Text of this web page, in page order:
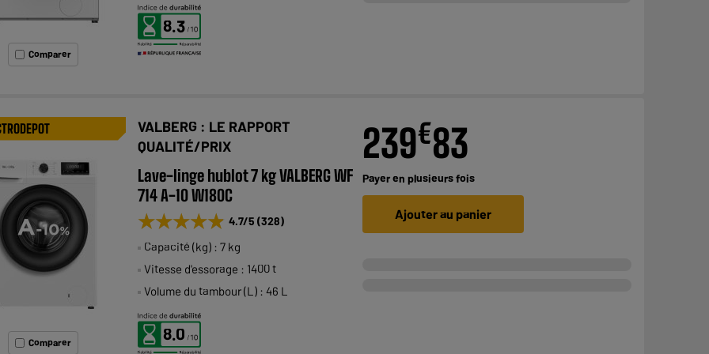
Comparer
8.3
Comparer
VALBERG : LE RAPPORT
QUALITÉ/PRIX
Lave-linge hublot 7 kg VALBERG WF
714 A-10 W180C
★★★★★
★★★★★ 4.7/5 (328)
Capacité (kg) : 7 kg
Vitesse d'essorage : 1400 t
Volume du tambour (L) : 46 L
8.0
239€83
Payer en plusieurs fois
Ajouter au panier